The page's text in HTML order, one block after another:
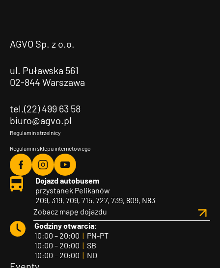
AGVO Sp. z o.o.
ul. Puławska 561
02-844 Warszawa
tel.(22) 499 63 58
biuro@agvo.pl
Regulamin strzelnicy
Regulamin sklepu internetowego
Agvo
Facebook
Agvo
Instagram
Agvo
YouTube
Dojazd autobusem
przystanek Pelikanów
209, 319, 709, 715, 727, 739, 809, N83
Zobacz mapę dojazdu
Godziny otwarcia:
10:00 – 20:00 | PN-PT
10:00 – 20:00 | SB
10:00 – 20:00 | ND